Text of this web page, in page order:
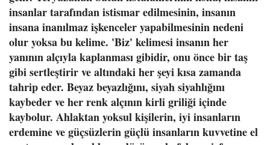
insanlar tarafından istismar edilmesinin, insanın
insana inanılmaz işkenceler yapabilmesinin nedeni
olur yoksa bu kelime. 'Biz' kelimesi insanın her
yanının alçıyla kaplanması gibidir, onu önce bir taş
gibi sertleştirir ve altındaki her şeyi kısa zamanda
tahrip eder. Beyaz beyazlığını, siyah siyahlığını
kaybeder ve her renk alçının kirli griliği içinde
kaybolur. Ahlaktan yoksul kişilerin, iyi insanların
erdemine ve güçsüzlerin güçlü insanların kuvvetine el